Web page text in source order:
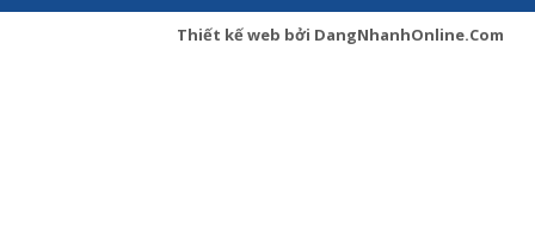
Thiết kế web bởi DangNhanhOnline.Com